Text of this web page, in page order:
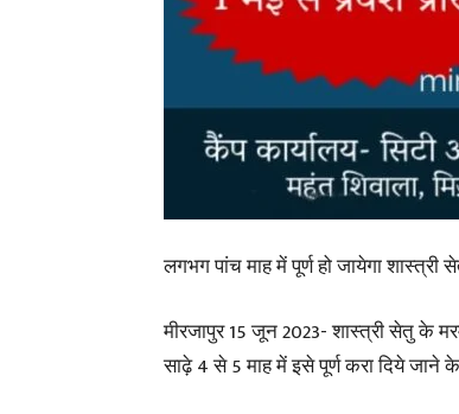
लगभग पांच माह में पूर्ण हो जायेगा शास्त्री
मीरजापुर 15 जून 2023- शास्त्री सेतु के
साढ़े 4 से 5 माह में इसे पूर्ण करा दिये जाने के